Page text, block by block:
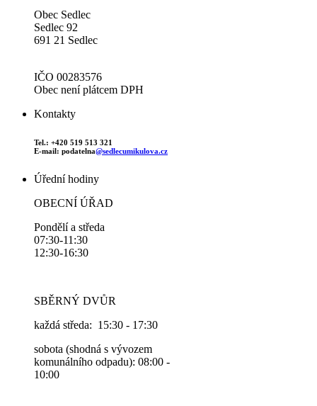
Obec Sedlec
Sedlec 92
691 21 Sedlec
IČO 00283576
Obec není plátcem DPH
Kontakty
Tel.: +420 519 513 321
E-mail: podatelna@sedlecumikulova.cz
Úřední hodiny
OBECNÍ ÚŘAD
Pondělí a středa
07:30-11:30
12:30-16:30
SBĚRNÝ DVŮR
každá středa: 15:30 - 17:30
sobota (shodná s vývozem
komunálního odpadu): 08:00 -
10:00